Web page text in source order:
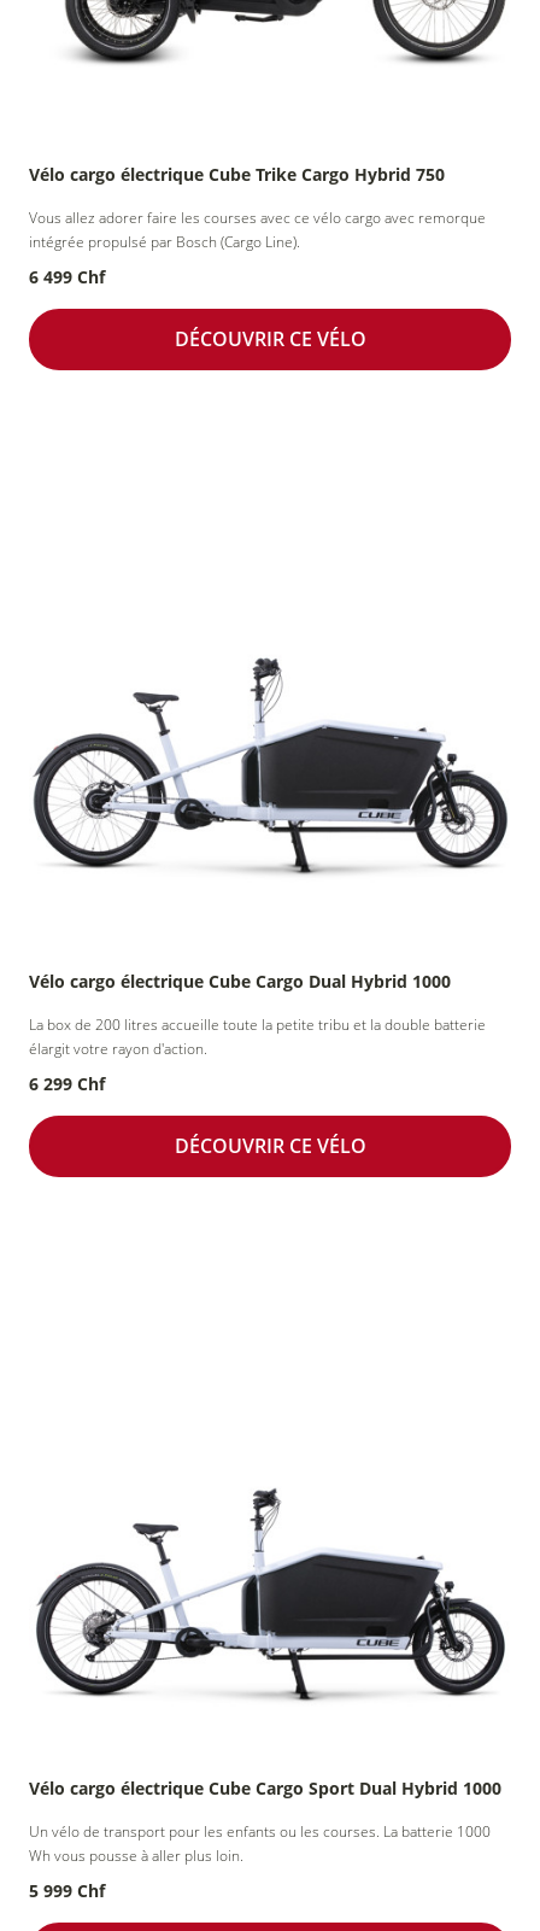
Vélo cargo électrique Cube Trike Cargo Hybrid 750
Vous allez adorer faire les courses avec ce vélo cargo avec remorque
intégrée propulsé par Bosch (Cargo Line).
6 499 Chf
DÉCOUVRIR CE VÉLO
Vélo cargo électrique Cube Cargo Dual Hybrid 1000
La box de 200 litres accueille toute la petite tribu et la double batterie
élargit votre rayon d'action.
6 299 Chf
DÉCOUVRIR CE VÉLO
Vélo cargo électrique Cube Cargo Sport Dual Hybrid 1000
Un vélo de transport pour les enfants ou les courses. La batterie 1000
Wh vous pousse à aller plus loin.
5 999 Chf